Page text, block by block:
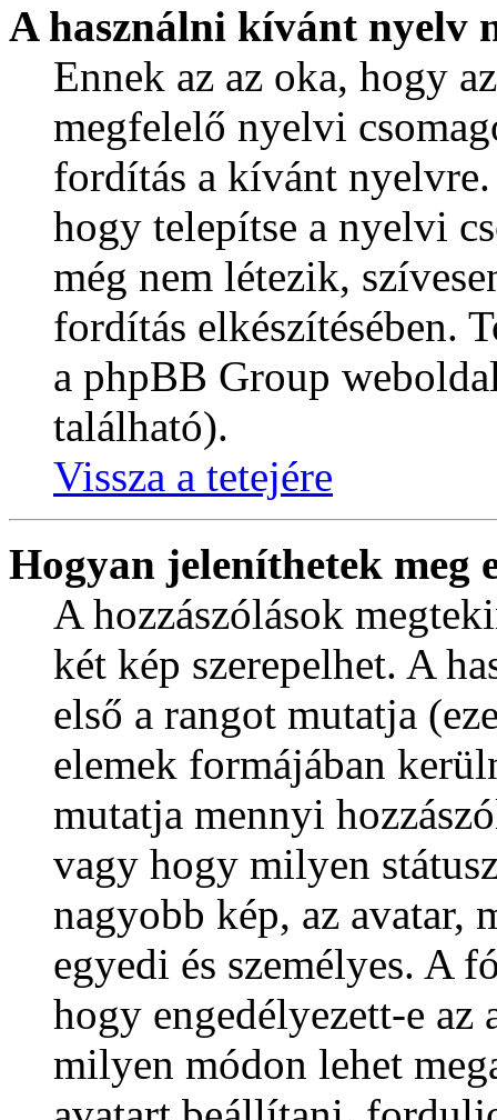
A használni kívánt nyelv
Ennek az az oka, hogy
megfelelő nyelvi
fordítás a kívánt
hogy telepítse a nyelvi
még nem létezik,
fordítás elkészítésében.
a phpBB Group
található).
Vissza a tetejére
Hogyan jeleníthetek meg
A hozzászólások
két kép szerepelhet. A
első a rangot mutatja
elemek formájában
mutatja mennyi
vagy hogy milyen
nagyobb kép, az avatar,
egyedi és személyes. A
hogy engedélyezett-e az
milyen módon lehet